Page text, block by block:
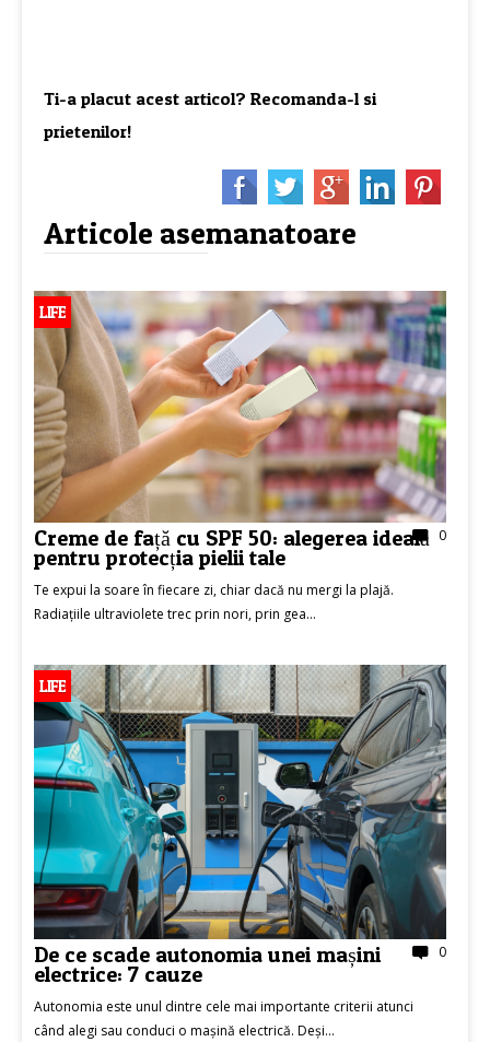
Ti-a placut acest articol? Recomanda-l si
prietenilor!
Articole asemanatoare
LIFE
0
Creme de față cu SPF 50: alegerea ideală
pentru protecția pielii tale
Te expui la soare în fiecare zi, chiar dacă nu mergi la plajă.
Radiațiile ultraviolete trec prin nori, prin gea...
LIFE
0
De ce scade autonomia unei mașini
electrice: 7 cauze
Autonomia este unul dintre cele mai importante criterii atunci
când alegi sau conduci o mașină electrică. Deși...